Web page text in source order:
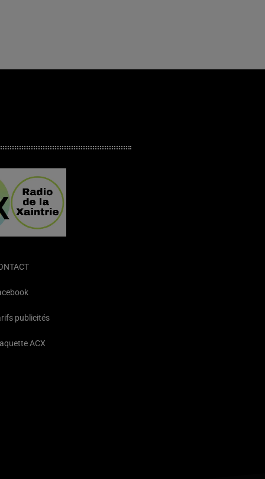
publicités
ACX